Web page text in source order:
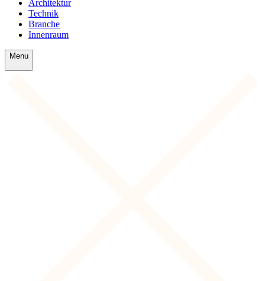
Architektur
Technik
Branche
Innenraum
Menu